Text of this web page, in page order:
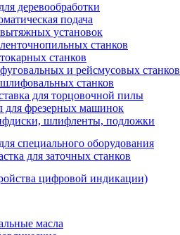
деревообработки
подача
установок
станков
станков
и рейсмусовых станков
станков
для торцовочной пилы
для фрезерных машинок
шлифленты, подложки
специального оборудования
для заточных станков
цифровой индикации)
масла